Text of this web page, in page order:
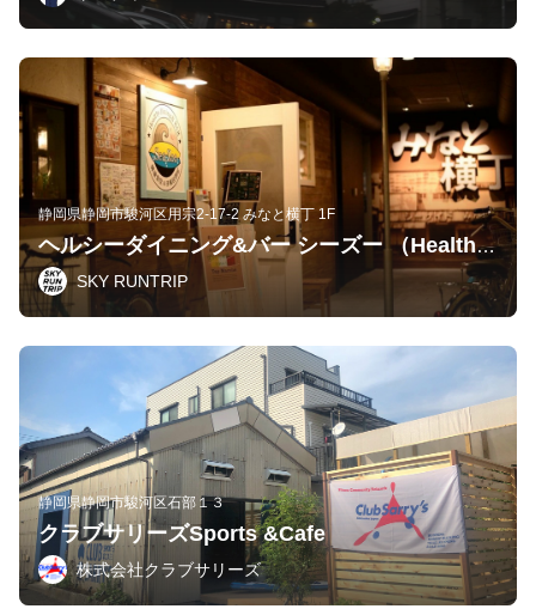
静岡県静岡市駿河区用宗2-17-2 みなと横丁 1F
ヘルシーダイニング&バー シーズー （Healthy Dining & BAR Sea Zoo）
SKY RUNTRIP
静岡県静岡市駿河区石部１３
クラブサリーズSports &Cafe
株式会社クラブサリーズ